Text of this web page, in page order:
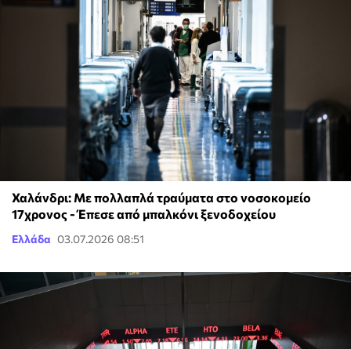
Χαλάνδρι: Με πολλαπλά τραύματα στο νοσοκομείο
17χρονος - Έπεσε από μπαλκόνι ξενοδοχείου
Ελλάδα 03.07.2026 08:51